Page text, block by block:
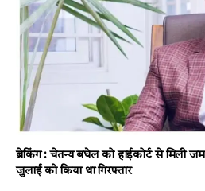
ब्रेकिंग : चेतन्य बघेल को हाईकोर्ट से मिली
जुलाई को किया था गिरफ्तार